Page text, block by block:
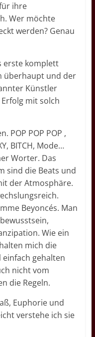
ihre
Wer möchte
werden? Genau
erste komplett
überhaupt und der
Künstler
mit solch
POP POP POP ,
BITCH, Mode…
Worter. Das
sind die Beats und
der Atmosphäre.
Beyoncés. Man
Wie ein
mich die
einfach gehalten
nicht vom
die Regeln.
Euphorie und
verstehe ich sie